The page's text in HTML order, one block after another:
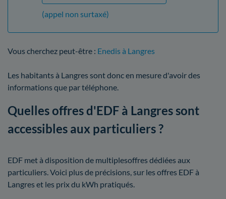
(appel non surtaxé)
Vous cherchez peut-être : Enedis à Langres
Les habitants à Langres sont donc en mesure d'avoir des
informations que par téléphone.
Quelles offres d'EDF à Langres sont
accessibles aux particuliers ?
EDF met à disposition de multiplesoffres dédiées aux
particuliers. Voici plus de précisions, sur les offres EDF à
Langres et les prix du kWh pratiqués.